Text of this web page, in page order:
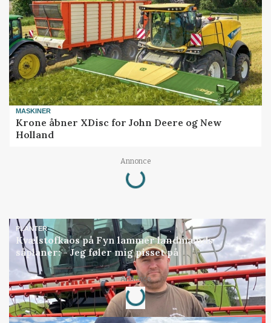
MASKINER
Krone åbner XDisc for John Deere og New
Holland
Annonce
Loading...
PLANTER
Kvælstofkaos på Fyn lammer landmænds
såplaner: - Jeg føler mig pisset på
Annonce
Loading...